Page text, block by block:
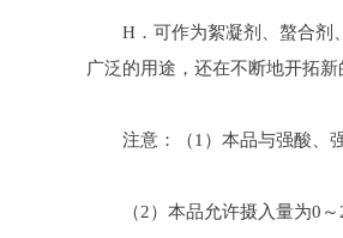
H．可作为絮凝剂、螯合剂、
广泛的用途，还在不断地开拓
注意：（1）本品与强酸、强
（2）本品允许摄入量为0～